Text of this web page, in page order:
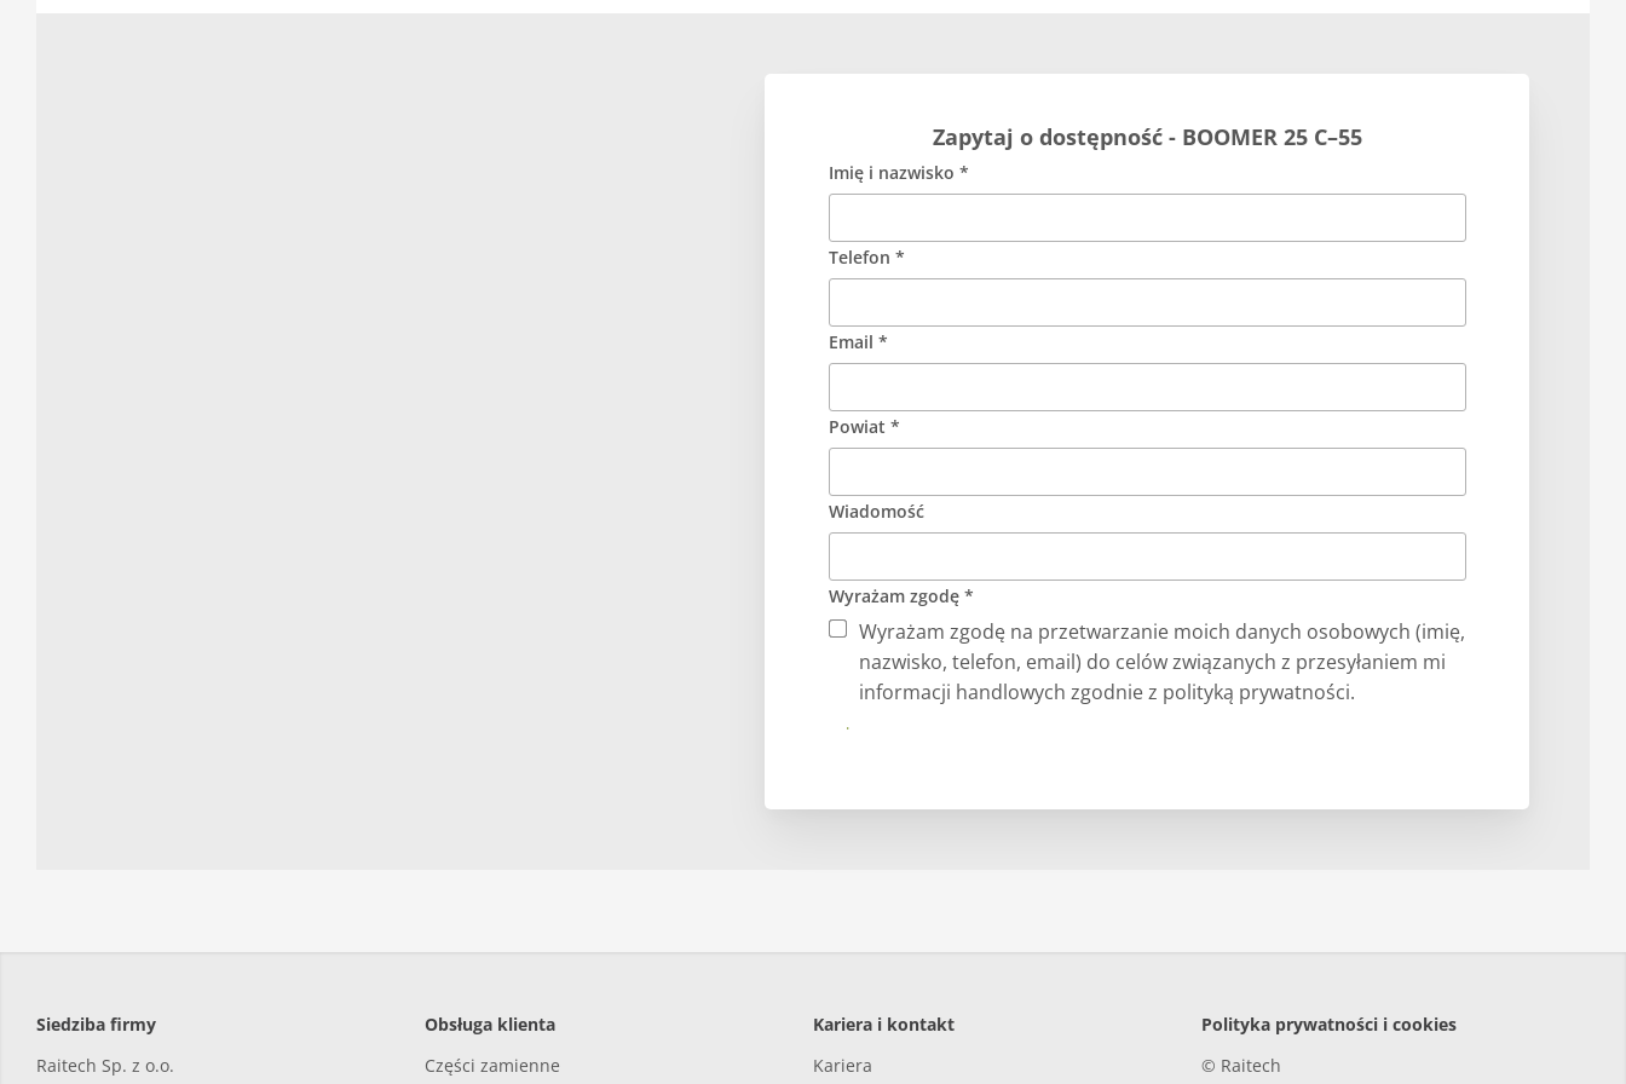
Zapytaj o dostępność - BOOMER 25 C–55
Imię i nazwisko *
Telefon *
Email *
Powiat *
Wiadomość
Wyrażam zgodę *
Wyrażam zgodę na przetwarzanie moich danych osobowych (imię,
nazwisko, telefon, email) do celów związanych z przesyłaniem mi
informacji handlowych zgodnie z polityką prywatności.
Prześlij
Siedziba firmy
Raitech Sp. z o.o.
Obsługa klienta
Części zamienne
Kariera i kontakt
Kariera
Polityka prywatności i cookies
© Raitech